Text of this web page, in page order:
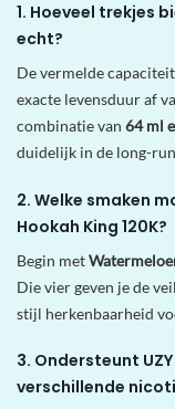
1. Hoeveel trekjes
echt?
De vermelde
exacte levensduur af
combinatie van 64 ml
duidelijk in de long-
2. Welke smaken
Hookah King 120K?
Begin met
Die vier geven je de
stijl herkenbaarheid
3. Ondersteunt
verschillende